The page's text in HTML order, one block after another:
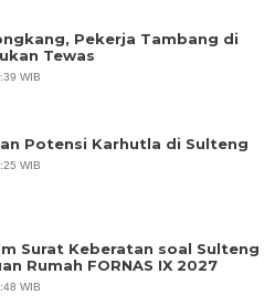
Pekerja Tambang di
Tewas
WIB
Potensi Karhutla di Sulteng
WIB
Surat Keberatan soal Sulteng
Rumah FORNAS IX 2027
WIB